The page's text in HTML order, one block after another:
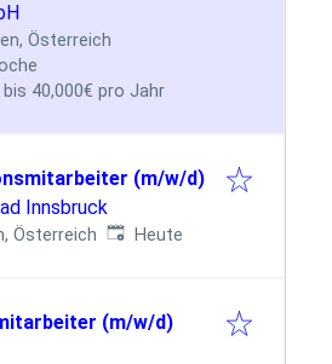
Österreich
:
bis 40,000€ pro Jahr
(m/w/d)
Innsbruck
Österreich Veröffentlicht
Heute
(m/w/d)